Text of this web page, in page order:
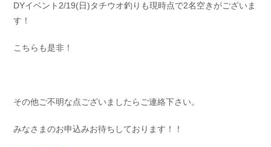
DYイベント2/19(日)タチウオ釣りも現時点で2名空きがございま
す！
こちらも是非！
その他ご不明な点ございましたらご連絡下さい。
みなさまのお申込みお待ちしております！！